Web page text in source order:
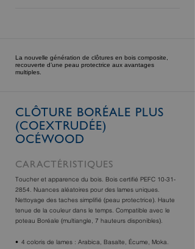
La nouvelle génération de clôtures en bois composite,
recouverte d’une peau protectrice aux avantages
multiples.
CLÔTURE BORÉALE PLUS
(COEXTRUDÉE)
OCÉWOOD
CARACTÉRISTIQUES
Toucher et apparence du bois. Bois certifié PEFC 10-31-
2854. Nuances aléatoires pour des lames uniques.
Nettoyage des taches simplifié (peau protectrice). Haute
tenue de la couleur dans le temps. Compatible avec le
poteau Boréale (multiangle, 7 hauteurs disponibles).
4 coloris de lames : Arabica, Basalte, Écume, Moka.